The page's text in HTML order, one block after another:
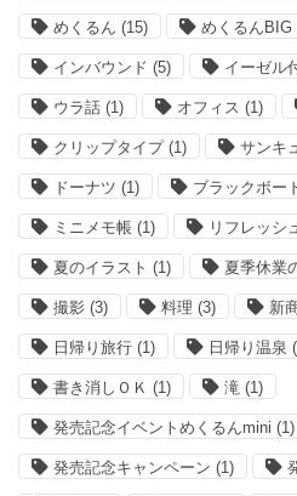
めくるん (15) めくるんBIG
インバウンド (5) イーゼル
ウラ話 (1) オフィス (1)
クリップタイプ(1) サンキ
ドーナツ (1) ブラックボー
ミニメモ帳 (1) リフレッシュ
夏のイラスト (1) 夏季休業
撮影 (3) 料理 (3) 新
日帰り旅行 (1) 日帰り温泉
書き消しＯＫ (1) 滝 (1)
発売記念イベントめくるんmini (1)
発売記念キャンペーン (1)